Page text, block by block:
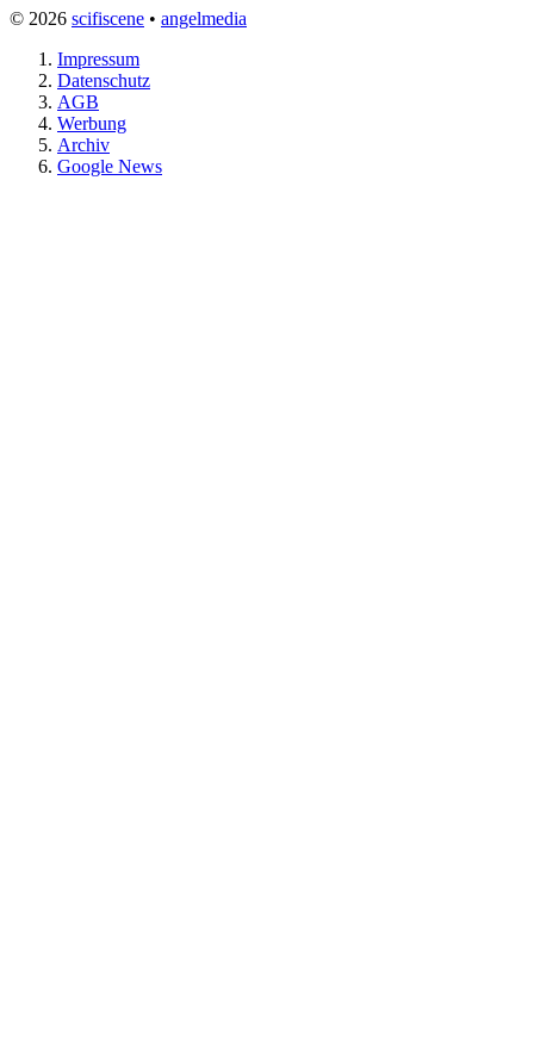
© 2026 scifiscene • angelmedia
Impressum
Datenschutz
AGB
Werbung
Archiv
Google News